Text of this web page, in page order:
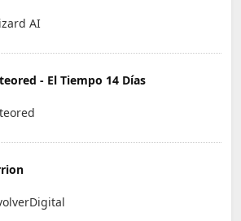
AI
- El Tiempo 14 Días